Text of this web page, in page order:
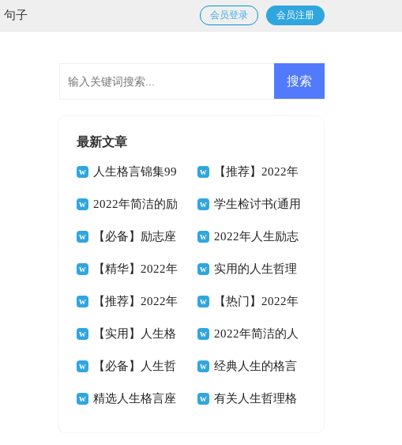
句子 会员登录 会员注册
最新文章
人生格言锦集99
条
【推荐】2022年
人生格言座右铭49
条
2022年简洁的励
志座右铭合集68条
学生检讨书(通用
15篇)
【必备】励志座
右铭合集64句
2022年人生励志
座右铭汇编79句
【精华】2022年
人生哲理格言摘录
58句
实用的人生哲理
格言合集35条
【推荐】2022年
人生哲理格言合集
39句
【热门】2022年
人生格言座右铭合集
68条
【实用】人生格
言警句汇总99条
2022年简洁的人
生感悟格言29句
【必备】人生哲
理格言摘录74条
经典人生的格言
汇编59句
精选人生格言座 有关人生哲理格